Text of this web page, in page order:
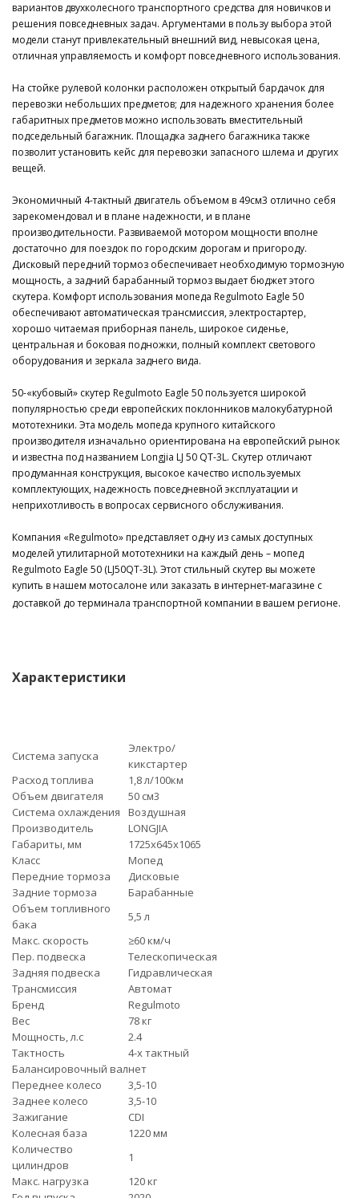
вариантов двухколесного транспортного средства для новичков и
решения повседневных задач. Аргументами в пользу выбора этой
модели станут привлекательный внешний вид, невысокая цена,
отличная управляемость и комфорт повседневного использования.
На стойке рулевой колонки расположен открытый бардачок для
перевозки небольших предметов; для надежного хранения более
габаритных предметов можно использовать вместительный
подседельный багажник. Площадка заднего багажника также
позволит установить кейс для перевозки запасного шлема и других
вещей.
Экономичный 4-тактный двигатель объемом в 49см3 отлично себя
зарекомендовал и в плане надежности, и в плане
производительности. Развиваемой мотором мощности вполне
достаточно для поездок по городским дорогам и пригороду.
Дисковый передний тормоз обеспечивает необходимую тормозную
мощность, а задний барабанный тормоз выдает бюджет этого
скутера. Комфорт использования мопеда Regulmoto Eagle 50
обеспечивают автоматическая трансмиссия, электростартер,
хорошо читаемая приборная панель, широкое сиденье,
центральная и боковая подножки, полный комплект светового
оборудования и зеркала заднего вида.
50-«кубовый» скутер Regulmoto Eagle 50 пользуется широкой
популярностью среди европейских поклонников малокубатурной
мототехники. Эта модель мопеда крупного китайского
производителя изначально ориентирована на европейский рынок
и известна под названием Longjia LJ 50 QT-3L. Скутер отличают
продуманная конструкция, высокое качество используемых
комплектующих, надежность повседневной эксплуатации и
неприхотливость в вопросах сервисного обслуживания.
Компания «Regulmoto» представляет одну из самых доступных
моделей утилитарной мототехники на каждый день – мопед
Regulmoto Eagle 50 (LJ50QT-3L). Этот стильный скутер вы можете
купить в нашем мотосалоне или заказать в интернет-магазине с
доставкой до терминала транспортной компании в вашем регионе.
Характеристики
Система запуска
Электро/
кикстартер
Расход топлива
1,8 л/100км
Объем двигателя
50 см3
Система охлаждения
Воздушная
Производитель
LONGJIA
Габариты, мм
1725х645х1065
Класс
Мопед
Передние тормоза
Дисковые
Задние тормоза
Барабанные
Объем топливного
бака
5,5 л
Макс. скорость
≥60 км/ч
Пер. подвеска
Телескопическая
Задняя подвеска
Гидравлическая
Трансмиссия
Автомат
Бренд
Regulmoto
Вес
78 кг
Мощность, л.с
2.4
Тактность
4-x тактный
Балансировочный валнет
Переднее колесо
3,5-10
Заднее колесо
3,5-10
Зажигание
CDI
Колесная база
1220 мм
Количество
цилиндров
1
Макс. нагрузка
120 кг